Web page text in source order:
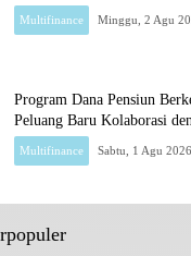
Multifinance
Program Dana Pensiun
Peluang Baru Kolaborasi
Multifinance